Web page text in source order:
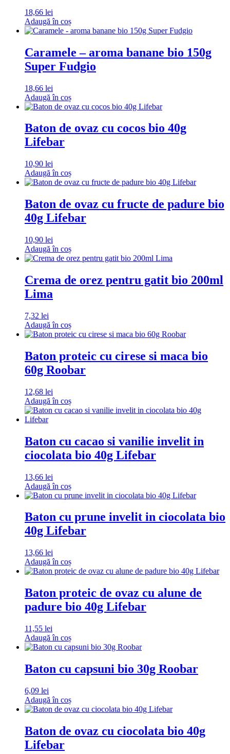
18,66 lei
Adaugă în coș
Caramele – aroma banane bio 150g
Super Fudgio
18,66 lei
Adaugă în coș
Baton de ovaz cu cocos bio 40g
Lifebar
10,90 lei
Adaugă în coș
Baton de ovaz cu fructe de padure bio
40g Lifebar
10,90 lei
Adaugă în coș
Crema de orez pentru gatit bio 200ml
Lima
7,32 lei
Adaugă în coș
Baton proteic cu cirese si maca bio
60g Roobar
12,68 lei
Adaugă în coș
Baton cu cacao si vanilie invelit in
ciocolata bio 40g Lifebar
13,66 lei
Adaugă în coș
Baton cu prune invelit in ciocolata bio
40g Lifebar
13,66 lei
Adaugă în coș
Baton proteic de ovaz cu alune de
padure bio 40g Lifebar
11,55 lei
Adaugă în coș
Baton cu capsuni bio 30g Roobar
6,09 lei
Adaugă în coș
Baton de ovaz cu ciocolata bio 40g
Lifebar